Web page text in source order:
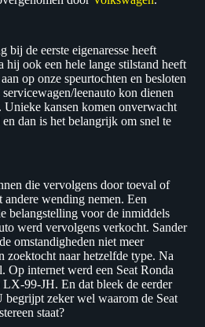
bij de eerste eigenaresse heeft
hij ook een hele lange stilstand heeft
op onze speurtochten en besloten
leenauto kon dienen
kansen komen onverwacht
dan is het belangrijk om snel te
die vervolgens door toeval of
andere wending nemen. Een
belangstelling voor de inmiddels
werd vervolgens verkocht. Sander
omstandigheden niet meer
zoektocht naar hetzelfde type. Na
Op internet werd een Seat Ronda
LX-99-JH. En dat bleek de eerder
zeker wel waarom de Seat
staat?